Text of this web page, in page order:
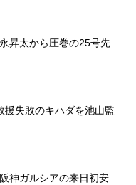
昇太から圧巻の25号先
援失敗のキハダを池山監
神ガルシアの来日初安